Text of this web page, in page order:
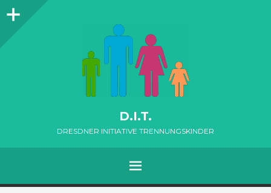
Seitenleiste
D.I.T.
DRESDNER INITIATIVE TRENNUNGSKINDER
MENÜ